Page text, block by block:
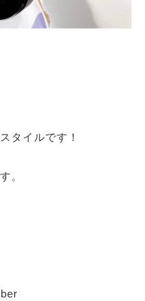
タイルです！
。